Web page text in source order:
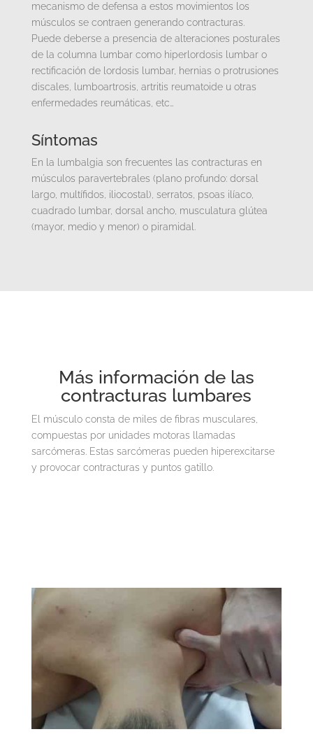
mecanismo de defensa a estos movimientos los
músculos se contraen generando contracturas.
Puede deberse a presencia de alteraciones posturales
de la columna lumbar como hiperlordosis lumbar o
rectificación de lordosis lumbar, hernias o protrusiones
discales, lumboartrosis, artritis reumatoide u otras
enfermedades reumáticas, etc…
Síntomas
En la lumbalgia son frecuentes las contracturas en
músculos paravertebrales (plano profundo: dorsal
largo, multífidos, iliocostal), serratos, psoas ilíaco,
cuadrado lumbar, dorsal ancho, musculatura glútea
(mayor, medio y menor) o piramidal.
Más información de las
contracturas lumbares
El músculo consta de miles de fibras musculares,
compuestas por unidades motoras llamadas
sarcómeras. Estas sarcómeras pueden hiperexcitarse
y provocar contracturas y puntos gatillo.